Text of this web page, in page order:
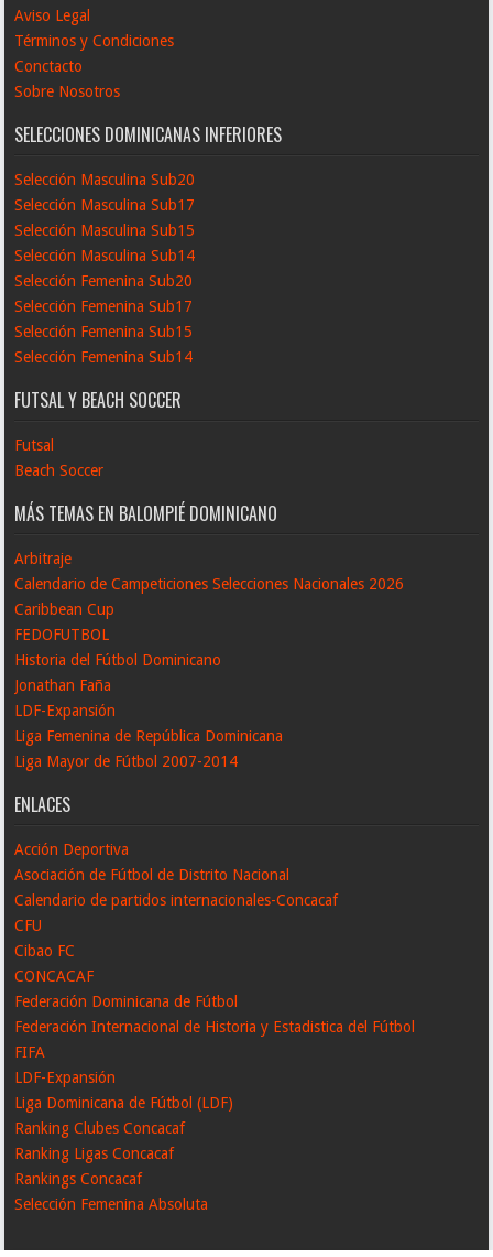
Aviso Legal
Términos y Condiciones
Conctacto
Sobre Nosotros
SELECCIONES DOMINICANAS INFERIORES
Selección Masculina Sub20
Selección Masculina Sub17
Selección Masculina Sub15
Selección Masculina Sub14
Selección Femenina Sub20
Selección Femenina Sub17
Selección Femenina Sub15
Selección Femenina Sub14
FUTSAL Y BEACH SOCCER
Futsal
Beach Soccer
MÁS TEMAS EN BALOMPIÉ DOMINICANO
Arbitraje
Calendario de Campeticiones Selecciones Nacionales 2026
Caribbean Cup
FEDOFUTBOL
Historia del Fútbol Dominicano
Jonathan Faña
LDF-Expansión
Liga Femenina de República Dominicana
Liga Mayor de Fútbol 2007-2014
ENLACES
Acción Deportiva
Asociación de Fútbol de Distrito Nacional
Calendario de partidos internacionales-Concacaf
CFU
Cibao FC
CONCACAF
Federación Dominicana de Fútbol
Federación Internacional de Historia y Estadistica del Fútbol
FIFA
LDF-Expansión
Liga Dominicana de Fútbol (LDF)
Ranking Clubes Concacaf
Ranking Ligas Concacaf
Rankings Concacaf
Selección Femenina Absoluta